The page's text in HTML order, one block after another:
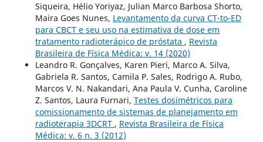
Siqueira, Hélio Yoriyaz, Julian Marco Barbosa Shorto,
Maira Goes Nunes, Levantamento da curva CT-to-ED
para CBCT e seu uso na estimativa de dose em
tratamento radioterápico de próstata , Revista
Brasileira de Física Médica: v. 14 (2020)
Leandro R. Gonçalves, Karen Pieri, Marco A. Silva,
Gabriela R. Santos, Camila P. Sales, Rodrigo A. Rubo,
Marcos V. N. Nakandari, Ana Paula V. Cunha, Caroline
Z. Santos, Laura Furnari, Testes dosimétricos para
comissionamento de sistemas de planejamento em
radioterapia 3DCRT , Revista Brasileira de Física
Médica: v. 6 n. 3 (2012)